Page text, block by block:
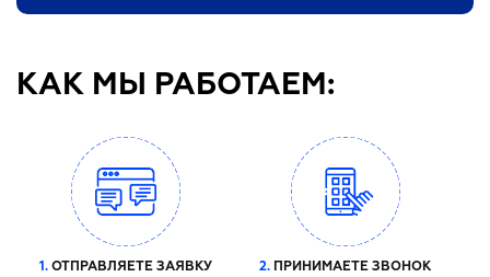
КАК МЫ РАБОТАЕМ:
1. ОТПРАВЛЯЕТЕ ЗАЯВКУ 2. ПРИНИМАЕТЕ ЗВОНОК